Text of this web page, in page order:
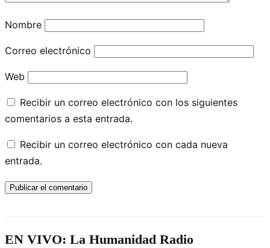
Nombre
Correo electrónico
Web
Recibir un correo electrónico con los siguientes
comentarios a esta entrada.
Recibir un correo electrónico con cada nueva
entrada.
EN VIVO: La Humanidad Radio